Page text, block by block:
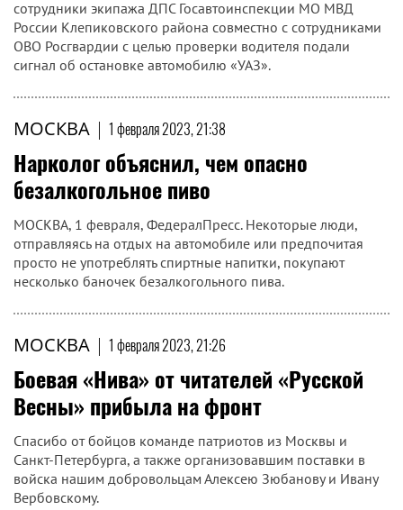
сотрудники экипажа ДПС Госавтоинспекции МО МВД
России Клепиковского района совместно с сотрудниками
ОВО Росгвардии с целью проверки водителя подали
сигнал об остановке автомобилю «УАЗ».
МОСКВА | 1 февраля 2023, 21:38
Нарколог объяснил, чем опасно
безалкогольное пиво
МОСКВА, 1 февраля, ФедералПресс. Некоторые люди,
отправляясь на отдых на автомобиле или предпочитая
просто не употреблять спиртные напитки, покупают
несколько баночек безалкогольного пива.
МОСКВА | 1 февраля 2023, 21:26
Боевая «Нива» от читателей «Русской
Весны» прибыла на фронт
Спасибо от бойцов команде патриотов из Москвы и
Санкт-Петербурга, а также организовавшим поставки в
войска нашим добровольцам Алексею Зюбанову и Ивану
Вербовскому.